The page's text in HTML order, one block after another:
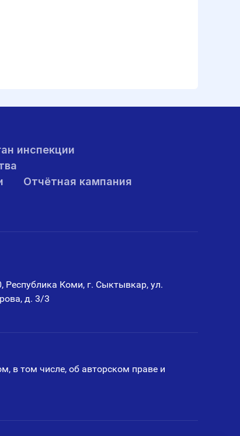
инспекции
Отчётная кампания
Республика Коми, г. Сыктывкар, ул.
д. 3/3
в том числе, об авторском праве и